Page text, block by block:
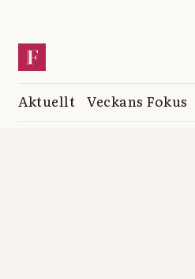
Aktuellt Veckans Fokus